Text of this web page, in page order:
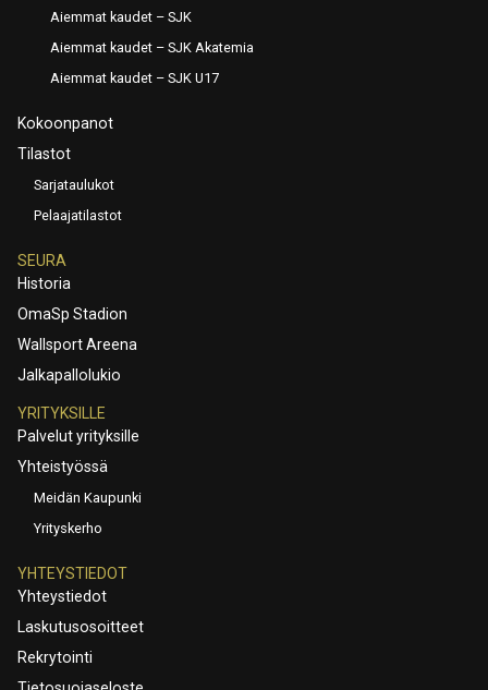
Aiemmat kaudet – SJK
Aiemmat kaudet – SJK Akatemia
Aiemmat kaudet – SJK U17
Kokoonpanot
Tilastot
Sarjataulukot
Pelaajatilastot
SEURA
Historia
OmaSp Stadion
Wallsport Areena
Jalkapallolukio
YRITYKSILLE
Palvelut yrityksille
Yhteistyössä
Meidän Kaupunki
Yrityskerho
YHTEYSTIEDOT
Yhteystiedot
Laskutusosoitteet
Rekrytointi